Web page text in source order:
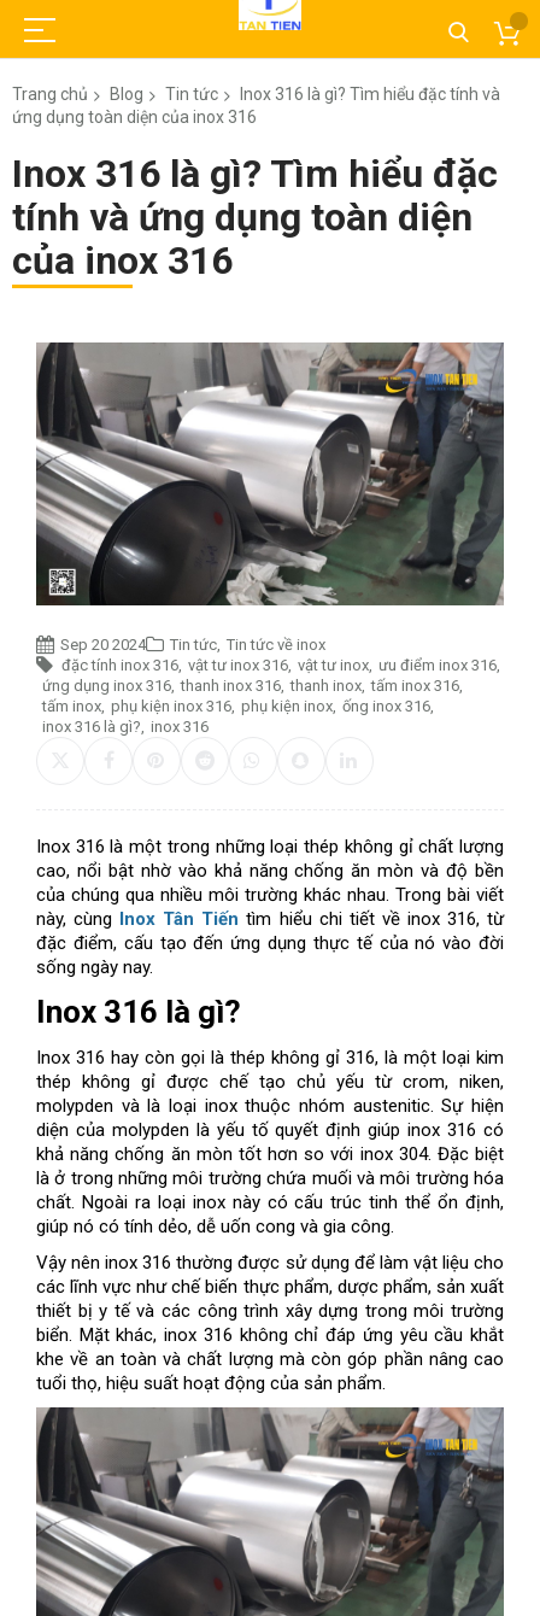
Trang chủ Blog Tin tức
Inox 316 là gì? Tìm hiểu đặc tính và
ứng dụng toàn diện của inox 316
Inox 316 là gì? Tìm hiểu đặc
tính và ứng dụng toàn diện
của inox 316
Sep 20 2024 Tin tức, Tin tức về inox
đặc tính inox 316, vật tư inox 316, vật tư inox, ưu điểm inox 316,
ứng dụng inox 316, thanh inox 316, thanh inox, tấm inox 316,
tấm inox, phụ kiện inox 316, phụ kiện inox, ống inox 316,
inox 316 là gì?, inox 316
Inox 316 là một trong những loại thép không gỉ chất lượng
cao, nổi bật nhờ vào khả năng chống ăn mòn và độ bền
của chúng qua nhiều môi trường khác nhau. Trong bài viết
này, cùng
Inox Tân Tiến tìm hiểu chi tiết về inox 316, từ
đặc điểm, cấu tạo đến ứng dụng thực tế của nó vào đời
sống ngày nay.
Inox 316 là gì?
Inox 316 hay còn gọi là thép không gỉ 316, là một loại kim
thép không gỉ được chế tạo chủ yếu từ crom, niken,
molypden và là loại inox thuộc nhóm austenitic. Sự hiện
diện của molypden là yếu tố quyết định giúp inox 316 có
khả năng chống ăn mòn tốt hơn so với inox 304. Đặc biệt
là ở trong những môi trường chứa muối và môi trường hóa
chất. Ngoài ra loại inox này có cấu trúc tinh thể ổn định,
giúp nó có tính dẻo, dễ uốn cong và gia công.
Vậy nên inox 316 thường được sử dụng để làm vật liệu cho
các lĩnh vực như chế biến thực phẩm, dược phẩm, sản xuất
thiết bị y tế và các công trình xây dựng trong môi trường
biển. Mặt khác, inox 316 không chỉ đáp ứng yêu cầu khắt
khe về an toàn và chất lượng mà còn góp phần nâng cao
tuổi thọ, hiệu suất hoạt động của sản phẩm.